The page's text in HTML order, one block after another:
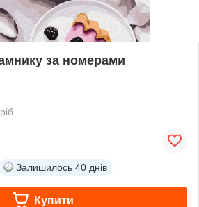
за номерами
Залишилось 40 днів
Купити